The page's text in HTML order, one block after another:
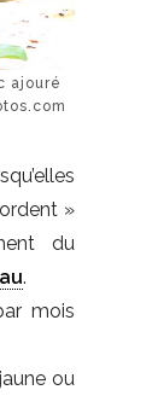
ajouré
»
du
.
mois
ou